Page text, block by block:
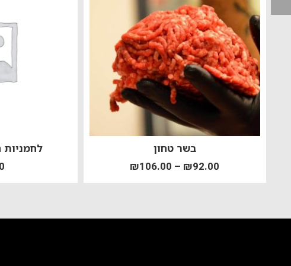
בשר טחון
₪92.00
–
₪106.00
לחמניות